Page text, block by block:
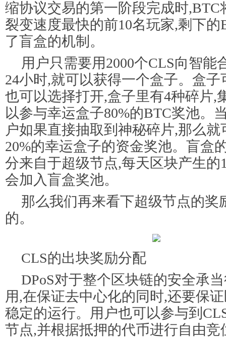
缩协议交易的第一阶段完成时,BTC
裂变速度最快的前10名玩家,剩下的
了盲盒的机制。
用户只需要用2000个CLS向智能
24小时,就可以获得一个盒子。盒子
也可以选择打开,盒子里有4种碎片,
以参与幸运盒子80%的BTC奖池。
户如果直接抽取到神秘碎片,那么就
20%的幸运盒子的资金奖池。盲盒
分来自于超级节点,每天区块产生的
会加入盲盒奖池。
那么我们再来看下超级节点的奖
的。
CLS的出块奖励分配
DPoS对于整个区块链的安全承
用,在保证去中心化的同时,还要保
稳定的运行。用户也可以参与到
节点,并根据抵押的代币进行自由竞